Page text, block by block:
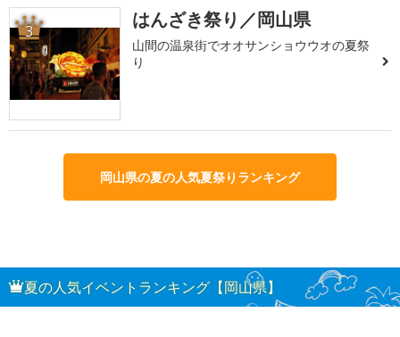
3 はんざき祭り／岡山県
山間の温泉街でオオサンショウウオの夏祭
り
岡山県の夏の人気夏祭りランキング
夏の人気イベントランキング【岡山県】